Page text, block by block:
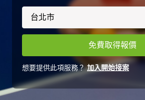
免費取得報價
想要提供此項服務？加入開始接案